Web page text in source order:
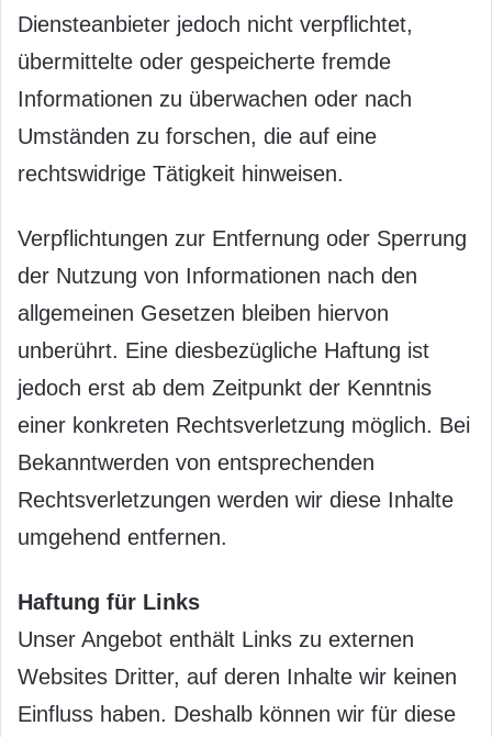
Diensteanbieter jedoch nicht verpflichtet,
übermittelte oder gespeicherte fremde
Informationen zu überwachen oder nach
Umständen zu forschen, die auf eine
rechtswidrige Tätigkeit hinweisen.
Verpflichtungen zur Entfernung oder Sperrung
der Nutzung von Informationen nach den
allgemeinen Gesetzen bleiben hiervon
unberührt. Eine diesbezügliche Haftung ist
jedoch erst ab dem Zeitpunkt der Kenntnis
einer konkreten Rechtsverletzung möglich. Bei
Bekanntwerden von entsprechenden
Rechtsverletzungen werden wir diese Inhalte
umgehend entfernen.
Haftung für Links
Unser Angebot enthält Links zu externen
Websites Dritter, auf deren Inhalte wir keinen
Einfluss haben. Deshalb können wir für diese